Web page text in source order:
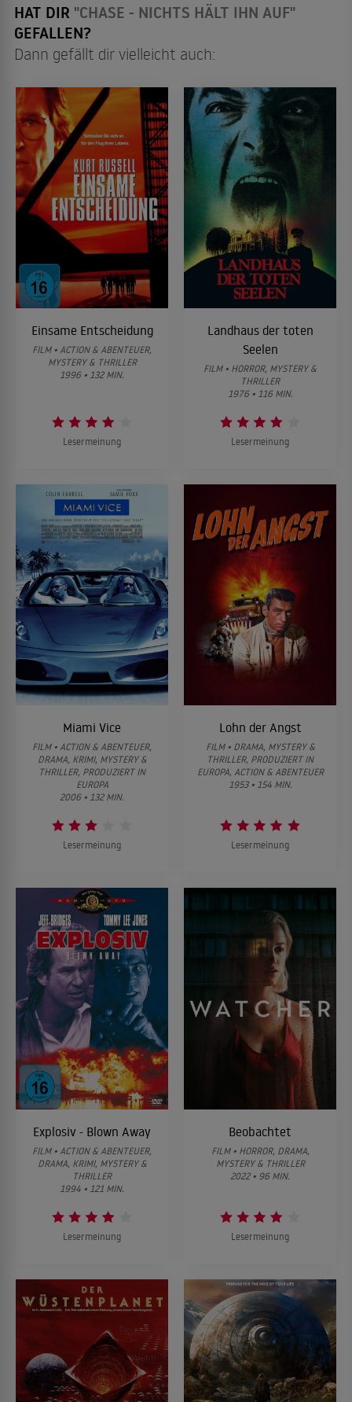
HAT DIR "CHASE - NICHTS HÄLT IHN AUF"
GEFALLEN?
Dann gefällt dir vielleicht auch:
Einsame Entscheidung
FILM • ACTION & ABENTEUER,
MYSTERY & THRILLER
1996 • 132 MIN.
Lesermeinung
Landhaus der toten
Seelen
FILM • HORROR, MYSTERY &
THRILLER
1976 • 116 MIN.
Lesermeinung
Miami Vice
FILM • ACTION & ABENTEUER,
DRAMA, KRIMI, MYSTERY &
THRILLER, PRODUZIERT IN
EUROPA
2006 • 132 MIN.
Lesermeinung
Lohn der Angst
FILM • DRAMA, MYSTERY &
THRILLER, PRODUZIERT IN
EUROPA, ACTION & ABENTEUER
1953 • 154 MIN.
Lesermeinung
Explosiv - Blown Away
FILM • ACTION & ABENTEUER,
DRAMA, KRIMI, MYSTERY &
THRILLER
1994 • 121 MIN.
Lesermeinung
Beobachtet
FILM • HORROR, DRAMA,
MYSTERY & THRILLER
2022 • 96 MIN.
Lesermeinung